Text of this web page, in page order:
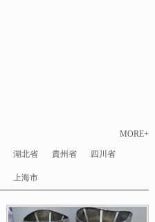
MORE+
湖北省 貴州省 四川省
上海市